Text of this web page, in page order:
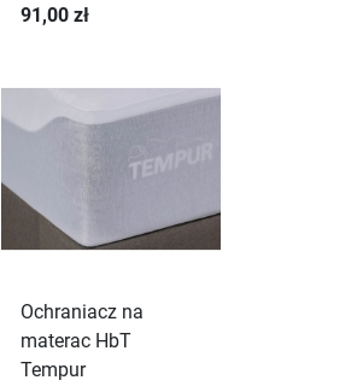
91,00 zł
Ochraniacz na
materac HbT
Tempur